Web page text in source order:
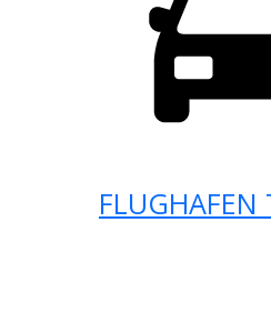
FLUGHAFEN